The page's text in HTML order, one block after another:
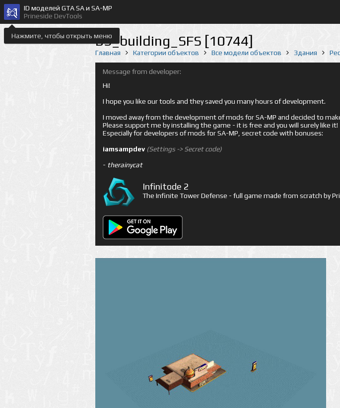
Нажмите, чтобы открыть меню
ID моделей GTA SA и SA-MP
Prineside DevTools
BS_building_SFS [10744]
Главная Категории объектов Все модели объектов Здания
Message from developer:
Hi!
I hope you like our tools and they saved you many hours of development.
I moved away from the development of mods for SA-MP and decided to
Please support me by installing the game - it is free and you will surely like it!
Especially for developers of mods for SA-MP, secret code with bonuses:
iamsampdev (Settings -> Secret code)
- therainycat
Infinitode 2
The Infinite Tower Defense - full game made from scratch by